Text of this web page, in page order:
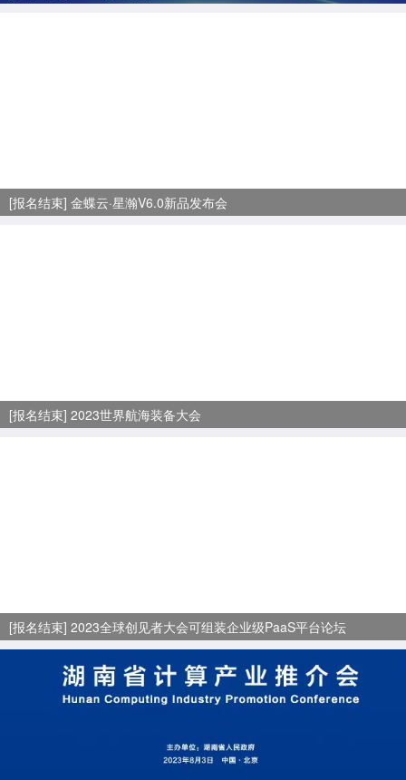
[报名结束] 金蝶云·星瀚V6.0新品发布会
[报名结束] 2023世界航海装备大会
[报名结束] 2023全球创见者大会可组装企业级PaaS平台论坛